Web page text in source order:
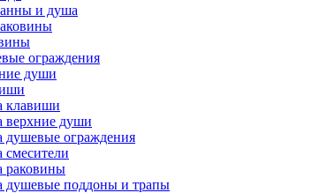
и душа
ограждения
души
клавиши
верхние души
душевые ограждения
смесители
раковины
душевые поддоны и трапы